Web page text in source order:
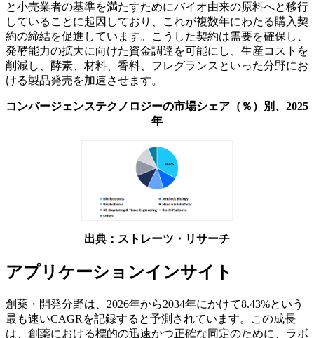
と小売業者の基準を満たすためにバイオ由来の原料へと移行
していることに起因しており、これが複数年にわたる購入契
約の締結を促進しています。こうした契約は需要を確保し、
発酵能力の拡大に向けた資金調達を可能にし、生産コストを
削減し、酵素、材料、香料、フレグランスといった分野にお
ける製品発売を加速させます。
コンバージェンステクノロジーの市場シェア（％）別、2025
年
出典：ストレーツ・リサーチ
アプリケーションインサイト
創薬・開発分野は、2026年から2034年にかけて8.43%という
最も速いCAGRを記録すると予測されています。この成長
は、創薬における標的の迅速かつ正確な同定のために、ラボ